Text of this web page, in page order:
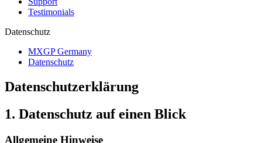
Testimonials
Datenschutz
MXGP Germany
Datenschutz
Datenschutzerklärung
1. Datenschutz auf einen Blick
Allgemeine Hinweise